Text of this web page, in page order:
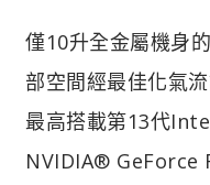
僅10升全金屬機身
部空間經最佳化氣
最高搭載第13代
NVIDIA® GeForce